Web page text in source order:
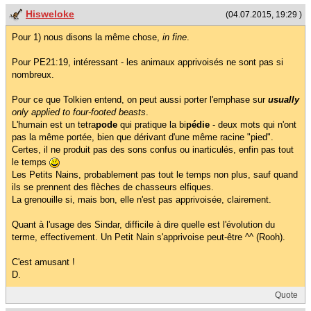
(04.07.2015, 19:29 )
Hisweloke
Pour 1) nous disons la même chose, in fine
Pour PE21:19, intéressant - les animaux apprivoisés ne sont pas si
nombreux.
Pour ce que Tolkien entend, on peut aussi porter l'emphase sur usually
only applied to four-footed beasts
L'humain est un tetrapode qui pratique la bipédie - deux mots qui n'ont
pas la même portée, bien que dérivant d'une même racine "pied".
Certes, il ne produit pas des sons confus ou inarticulés, enfin pas tout
le temps
Les Petits Nains, probablement pas tout le temps non plus, sauf quand
ils se prennent des flèches de chasseurs elfiques.
La grenouille si, mais bon, elle n'est pas apprivoisée, clairement.
Quant à l'usage des Sindar, difficile à dire quelle est l'évolution du
terme, effectivement. Un Petit Nain s'apprivoise peut-être ^^ (Rooh).
C'est amusant !
D.
Quote